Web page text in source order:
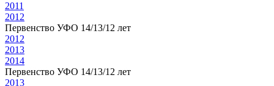
2011
2012
Первенство УФО 14/13/12 лет
2012
2013
2014
Первенство УФО 14/13/12 лет
2013